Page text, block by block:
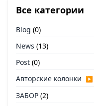
Все категории
Blog (0)
News (13)
Post (0)
Авторские колонки ▶
ЗАБОР (2)